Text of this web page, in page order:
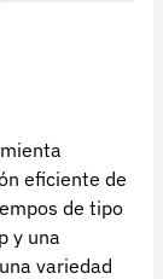
eficiente de
de tipo
y una
variedad